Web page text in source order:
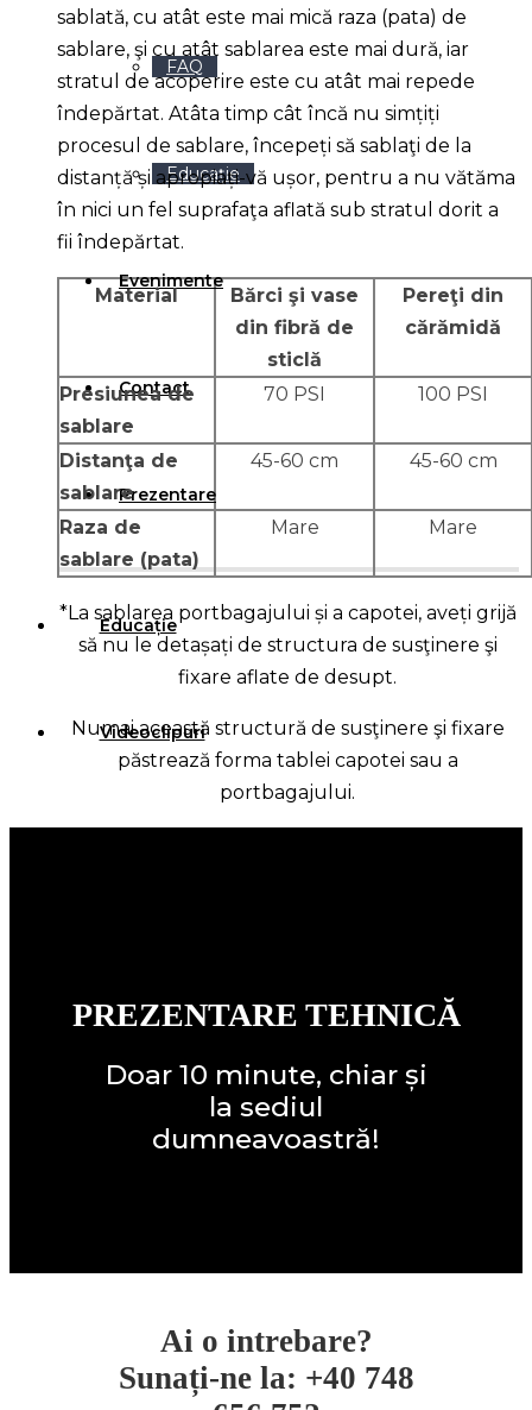
FAQ
Educație
Evenimente
Contact
Prezentare
Educație
Videoclipuri
sablată, cu atât este mai mică raza (pata) de
sablare, şi cu atât sablarea este mai dură, iar
stratul de acoperire este cu atât mai repede
îndepărtat. Atâta timp cât încă nu simțiți
procesul de sablare, începeți să sablaţi de la
distanță și apropiați-vă ușor, pentru a nu vătăma
în nici un fel suprafaţa aflată sub stratul dorit a
fii îndepărtat.
Material
Bărci şi vase
din fibră de
sticlă
Pereţi din
cărămidă
Presiunea de
sablare
70 PSI 100 PSI
Distanţa de
sablare
45-60 cm 45-60 cm
Raza de
sablare (pata)
Mare Mare
*La sablarea portbagajului și a capotei, aveți grijă
să nu le detașați de structura de susţinere şi
fixare aflate de desupt.
Numai această structură de susţinere şi fixare
păstrează forma tablei capotei sau a
portbagajului.
PREZENTARE TEHNICĂ
Doar 10 minute, chiar și
la sediul
dumneavoastră!
Ai o intrebare?
Sunați-ne la: +40 748